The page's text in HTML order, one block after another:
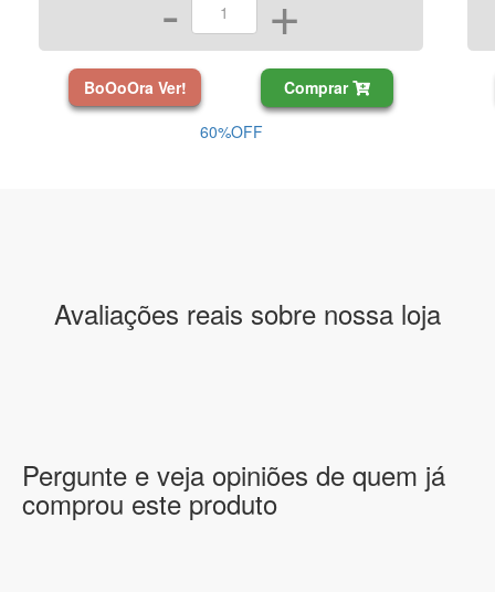
BoOoOra Ver! Comprar
60%OFF
Avaliações reais sobre nossa loja
Pergunte e veja opiniões de quem já
comprou este produto